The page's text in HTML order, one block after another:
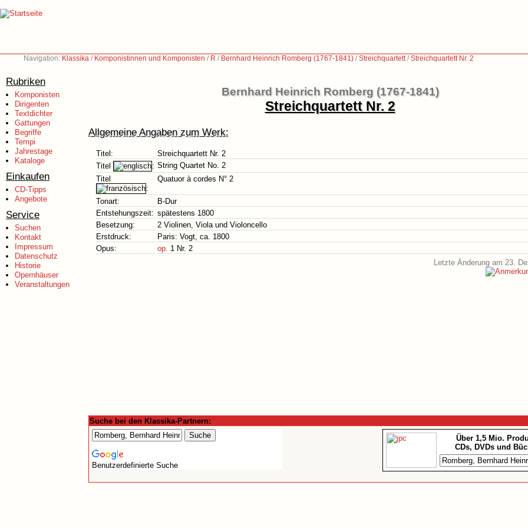
Navigation: Klassika / Komponistinnen und Komponisten / R / Bernhard Heinrich Romberg (1767-1841) /Streichquartett/Streichquartett Nr. 2
Rubriken
Komponisten
Dirigenten
Textdichter
Gattungen
Begriffe
Tempi
Jahrestage
Kataloge
Einkaufen
CD-Tipps
Angebote
Service
Suchen
Kontakt
Impressum
Datenschutz
Historie
Opernhäuser
Veranstaltungen
Bernhard Heinrich Romberg (1767-1841)
Streichquartett Nr. 2
Allgemeine Angaben zum Werk:
Titel:
Streichquartett Nr. 2
Titel
: String Quartet No. 2
Titel
:
Quatuor à cordes N° 2
Tonart:
B-Dur
Entstehungszeit: spätestens 1800
Besetzung:
2 Violinen, Viola und Violoncello
Erstdruck:
Paris: Vogt, ca. 1800
Opus:
op. 1 Nr. 2
Letzte Änderung am 23.
Suche bei den Klassika-Partnern:
Benutzerdefinierte Suche
Über 1,5 Mio.
CDs, DVDs und